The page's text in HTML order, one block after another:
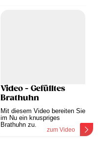
Video - Gefülltes
Brathuhn
Mit diesem Video bereiten Sie
im Nu ein knuspriges
Brathuhn zu.
zum Video